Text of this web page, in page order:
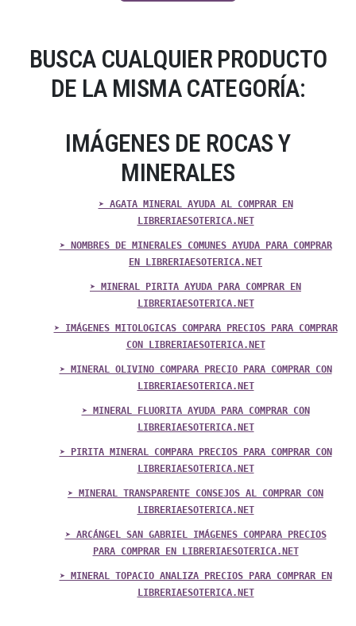
BUSCA CUALQUIER PRODUCTO
DE LA MISMA CATEGORÍA:
IMÁGENES DE ROCAS Y
MINERALES
➤ AGATA MINERAL AYUDA AL COMPRAR EN
LIBRERIAESOTERICA.NET
➤ NOMBRES DE MINERALES COMUNES AYUDA PARA COMPRAR
EN LIBRERIAESOTERICA.NET
➤ MINERAL PIRITA AYUDA PARA COMPRAR EN
LIBRERIAESOTERICA.NET
➤ IMÁGENES MITOLOGICAS COMPARA PRECIOS PARA COMPRAR
CON LIBRERIAESOTERICA.NET
➤ MINERAL OLIVINO COMPARA PRECIO PARA COMPRAR CON
LIBRERIAESOTERICA.NET
➤ MINERAL FLUORITA AYUDA PARA COMPRAR CON
LIBRERIAESOTERICA.NET
➤ PIRITA MINERAL COMPARA PRECIOS PARA COMPRAR CON
LIBRERIAESOTERICA.NET
➤ MINERAL TRANSPARENTE CONSEJOS AL COMPRAR CON
LIBRERIAESOTERICA.NET
➤ ARCÁNGEL SAN GABRIEL IMÁGENES COMPARA PRECIOS
PARA COMPRAR EN LIBRERIAESOTERICA.NET
➤ MINERAL TOPACIO ANALIZA PRECIOS PARA COMPRAR EN
LIBRERIAESOTERICA.NET